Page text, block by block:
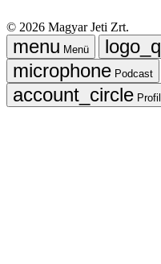
© 2026 Magyar Jeti Zrt.
Menü
Podcast
Profil